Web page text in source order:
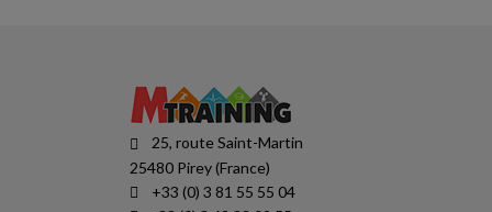
25, route Saint-Martin
25480 Pirey (France)
+33 (0) 3 81 55 55 04